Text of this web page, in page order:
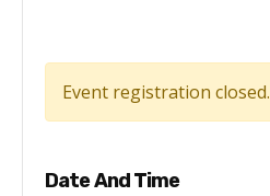
Event registration closed.
Date And Time